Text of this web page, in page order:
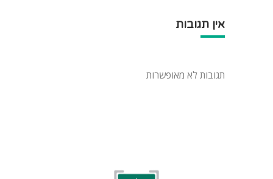
אין תגובות
תגובות לא מאופשרות